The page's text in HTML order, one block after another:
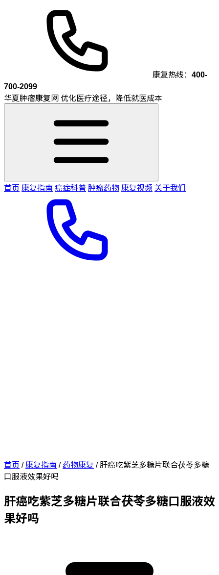
康复热线： 400-
700-2099
华夏肿瘤康复网 优化医疗途径，降低就医成本
首页 康复指南癌症科普肿瘤药物康复视频 关于我们
首页 /康复指南/ 药物康复 /肝癌吃紫芝多糖片联合茯苓多糖
口服液效果好吗
肝癌吃紫芝多糖片联合茯苓多糖口服液效
果好吗